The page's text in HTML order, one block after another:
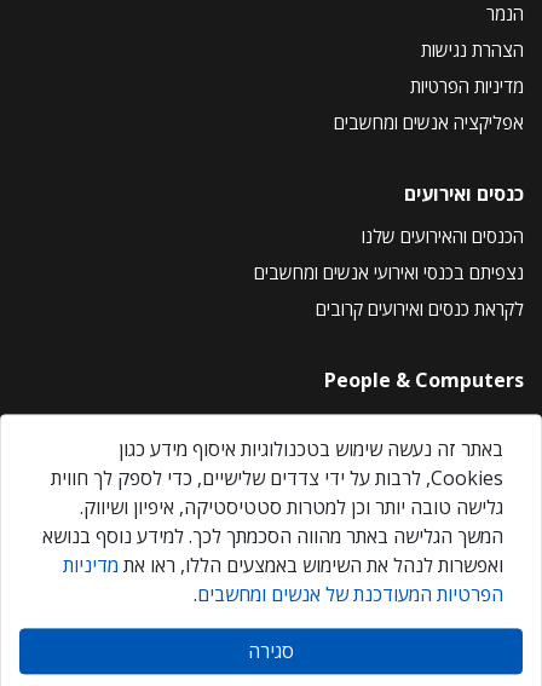
הנמר
הצהרת נגישות
מדיניות הפרטיות
אפליקציה אנשים ומחשבים
כנסים ואירועים
הכנסים והאירועים שלנו
נצפיתם בכנסי ואירועי אנשים ומחשבים
לקראת כנסים ואירועים קרובים
People & Computers
About Us
Privacy Policy
Contact Us
Our Events
אנשים ומחשבים © 2026 – כל הזכויות שמורות
באתר זה נעשה שימוש בטכנולוגיות איסוף מידע כגון
Cookies, לרבות על ידי צדדים שלישיים, כדי לספק לך חווית
גלישה טובה יותר וכן למטרות סטטיסטיקה, איפיון ושיווק.
המשך הגלישה באתר מהווה הסכמתך לכך. למידע נוסף בנושא
ואפשרות לנהל את השימוש באמצעים הללו, ראו את מדיניות
הפרטיות המעודכנת של אנשים ומחשבים.
סגירה